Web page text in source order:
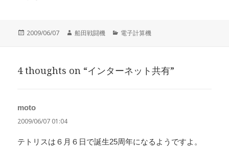
投
2009/06/07
作
船田戦闘機
カ
ー
電子計算機
4 thoughts on “インターネット共有”
moto
り:
2009/06/07 01:04
テトリスは６月６日で誕生25周年になるようですよ。